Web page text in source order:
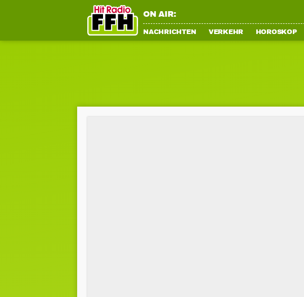
ON AIR:
NACHRICHTEN VERKEHR HOROSKOP